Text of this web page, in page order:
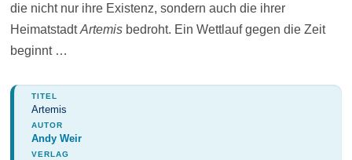
die nicht nur ihre Existenz, sondern auch die ihrer
HeimatstadtArtemisbedroht. Ein Wettlauf gegen die Zeit
beginnt …
TITEL
Artemis
AUTOR
Andy Weir
VERLAG